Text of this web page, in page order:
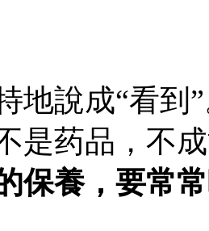
地說成“看到
是药品，不
保養，要常